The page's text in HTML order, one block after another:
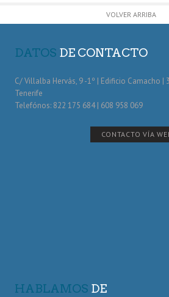
VOLVER ARRIBA
DATOS DE CONTACTO
C/ Villalba Hervás, 9 -1º | Edificio Camacho |
Tenerife
Telefónos: 822 175 684 | 608 958 069
CONTACTO VÍA
HABLAMOS DE